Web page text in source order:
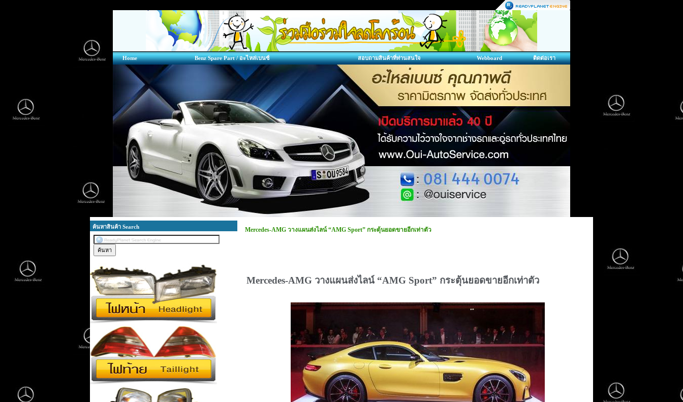
Home Benz Spare Part / อะไหล่เบนซ์ สอบถามสินค้าที่ท่านสนใจ Webboard ติดต่อเรา
ค้นหาสินค้า Search Mercedes-AMG วางแผนส่งไลน์ “AMG Sport” กระตุ้นยอดขายอีกเท่าตัว
Mercedes-AMG วางแผนส่งไลน์ “AMG Sport” กระตุ้นยอดขายอีกเท่าตัว